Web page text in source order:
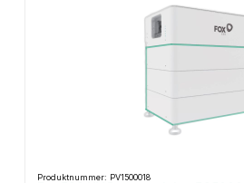
Produktnummer: PV1500018